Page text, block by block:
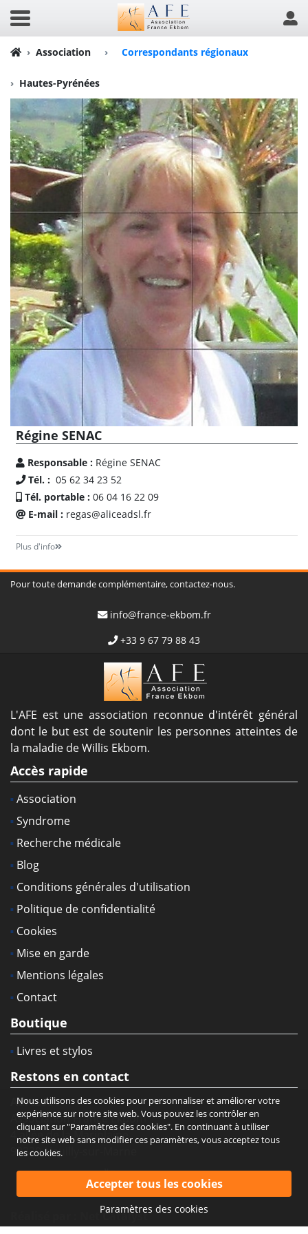
Association › Correspondants régionaux
Hautes-Pyrénées
Régine SENAC
Responsable : Régine SENAC
Tél. : 05 62 34 23 52
Tél. portable : 06 04 16 22 09
E-mail : regas@aliceadsl.fr
Plus d'info
Pour toute demande complémentaire, contactez-nous.
info@france-ekbom.fr
+33 9 67 79 88 43
L'AFE est une association reconnue d'intérêt général
dont le but est de soutenir les personnes atteintes de
la maladie de Willis Ekbom.
Accès rapide
Association
Syndrome
Recherche médicale
Blog
Conditions générales d'utilisation
Politique de confidentialité
Cookies
Mise en garde
Mentions légales
Contact
Boutique
Livres et stylos
Restons en contact
Adresse :
Association France Ekbom
4 allée de la Marjolaine
93330 Neuilly-sur-Marne
Net Catalyst
Nous utilisons des cookies pour personnaliser et améliorer votre
expérience sur notre site web. Vous pouvez les contrôler en
cliquant sur "Paramètres des cookies". En continuant à utiliser
notre site web sans modifier ces paramètres, vous acceptez tous
les cookies.
Paramètres des cookies